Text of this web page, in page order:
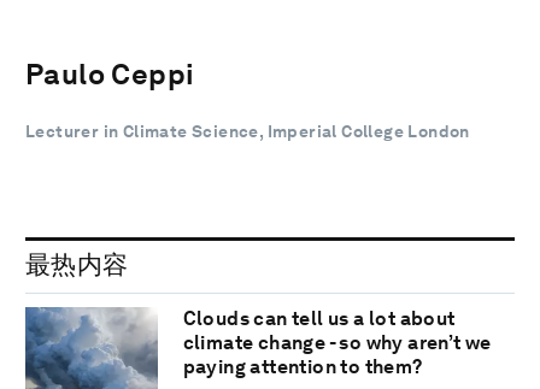
Paulo Ceppi
Lecturer in Climate Science, Imperial College London
最热内容
Clouds can tell us a lot about
climate change - so why aren’t we
paying attention to them?